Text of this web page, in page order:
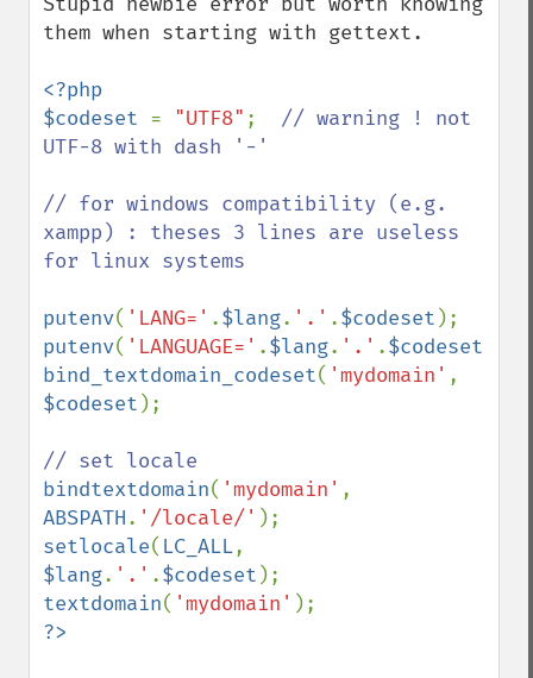
them when starting with gettext.
<?php
$codeset = "UTF8" ; // warning ! not
UTF-8 with dash '-'
// for windows compatibility (e.g.
xampp) : theses 3 lines are useless
for linux systems
putenv( 'LANG=' .$lang. '.' .$codeset
putenv( 'LANGUAGE=' .$lang. '.' .$codeset
bind_textdomain_codeset( 'mydomain'
$codeset );
bindtextdomain( 'mydomain'
ABSPATH. '/locale/'
setlocale( LC_ALL
$lang. '.' .$codeset
textdomain( 'mydomain'